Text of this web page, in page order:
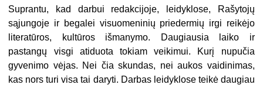
Suprantu, kad darbui redakcijoje, leidyklose, Rašytojų
sąjungoje ir begalei visuomeninių priedermių irgi reikėjo
literatūros, kultūros išmanymo. Daugiausia laiko ir
pastangų visgi atiduota tokiam veikimui. Kurį nupučia
gyvenimo vėjas. Nei čia skundas, nei aukos vaidinimas,
kas nors turi visa tai daryti. Darbas leidyklose teikė daugiau